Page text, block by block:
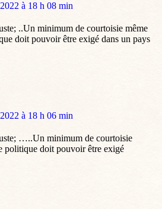
à 18 h 08 min
..Un minimum de courtoisie même
doit pouvoir être exigé dans un pays
à 18 h 06 min
…..Un minimum de courtoisie
politique doit pouvoir être exigé